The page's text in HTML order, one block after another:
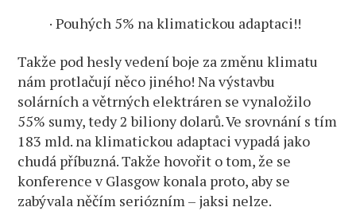
· Pouhých 5% na klimatickou adaptaci!!
Takže pod hesly vedení boje za změnu klimatu
nám protlačují něco jiného! Na výstavbu
solárních a větrných elektráren se vynaložilo
55% sumy, tedy 2 biliony dolarů. Ve srovnání s tím
183 mld. na klimatickou adaptaci vypadá jako
chudá příbuzná. Takže hovořit o tom, že se
konference v Glasgow konala proto, aby se
zabývala něčím seriózním – jaksi nelze.